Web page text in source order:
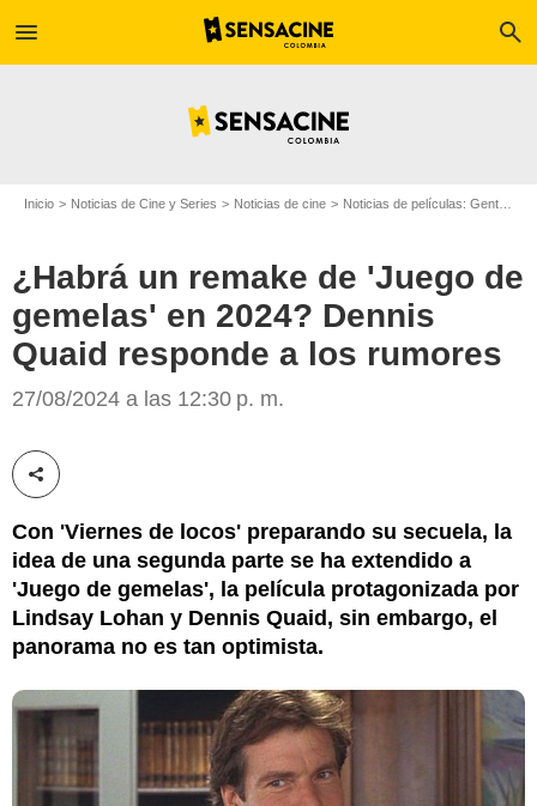
menu search
Inicio Noticias de Cine y Series Noticias de cine Noticias de películas: Gente
¿Habrá un remake de 'Juego de
gemelas' en 2024? Dennis
Quaid responde a los rumores
27/08/2024 a las 12:30 p. m.
Compartir esta noticia
Con 'Viernes de locos' preparando su secuela, la
idea de una segunda parte se ha extendido a
'Juego de gemelas', la película protagonizada por
Lindsay Lohan y Dennis Quaid, sin embargo, el
panorama no es tan optimista.